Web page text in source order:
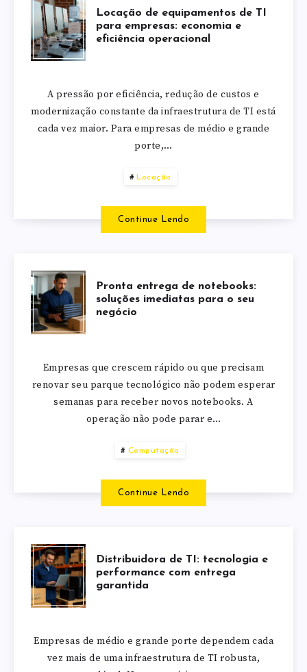
Locação de equipamentos de TI
para empresas: economia e
eficiência operacional
A pressão por eficiência, redução de custos e
modernização constante da infraestrutura de TI está
cada vez maior. Para empresas de médio e grande
porte,…
Locação
Continue Lendo
Pronta entrega de notebooks:
soluções imediatas para o seu
negócio
Empresas que crescem rápido ou que precisam
renovar seu parque tecnológico não podem esperar
semanas para receber novos notebooks. A
operação não pode parar e…
Computação
Continue Lendo
Distribuidora de TI: tecnologia e
performance com entrega
garantida
Empresas de médio e grande porte dependem cada
vez mais de uma infraestrutura de TI robusta,